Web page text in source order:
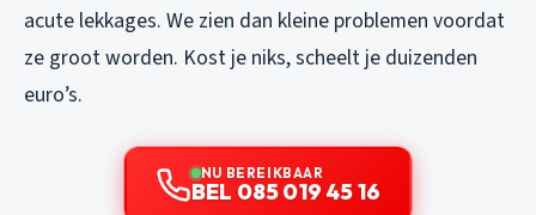
acute lekkages. We zien dan kleine problemen voordat
ze groot worden. Kost je niks, scheelt je duizenden
euro’s.
NU BEREIKBAAR
BEL 085 019 45 16